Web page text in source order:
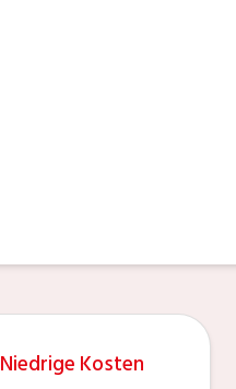
Niedrige Kosten